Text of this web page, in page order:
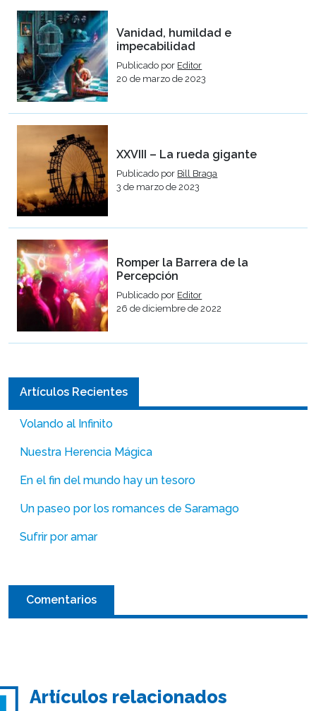
Vanidad, humildad e
impecabilidad
Publicado por Editor
20 de marzo de 2023
XXVIII – La rueda gigante
Publicado por Bill Braga
3 de marzo de 2023
Romper la Barrera de la
Percepción
Publicado por Editor
26 de diciembre de 2022
Artículos Recientes
Volando al Infinito
Nuestra Herencia Mágica
En el fin del mundo hay un tesoro
Un paseo por los romances de Saramago
Sufrir por amar
Comentarios
Artículos relacionados